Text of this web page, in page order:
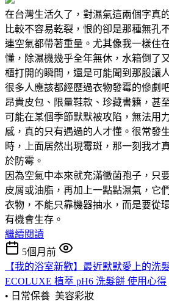
在台灣生活久了，對濕氣這兩個字真
比較不容易乾裂，恨的卻是那種無孔
連空氣都帶著重量。尤其像我一樣住
懂，除濕機幾乎全年無休，水箱倒了
櫃打開的瞬間，還是可能聞到那股讓
很多人應該都經歷過衣物發霉的慘劇
昂貴皮包、限量鞋款、珍藏書籍，甚
可能在某個季節默默被攻陷，無法用
感，真的只有遇過的人才懂。很常發
時，上面居然出現霉斑，那一刻我才
於防霉。
因為空氣中本來就充滿黴菌孢子，只
皮屑或油脂，再加上一點點濕氣，它
衣物，不能只靠機器抽水，而是要從
有機會生存。
繼續閱讀
5個月前
【我的浴室新歡】最近默默愛上的洗
ECOLUXE 植萃 pH6 洗髮餅 使用心得
• 日常保養 美容彩妝